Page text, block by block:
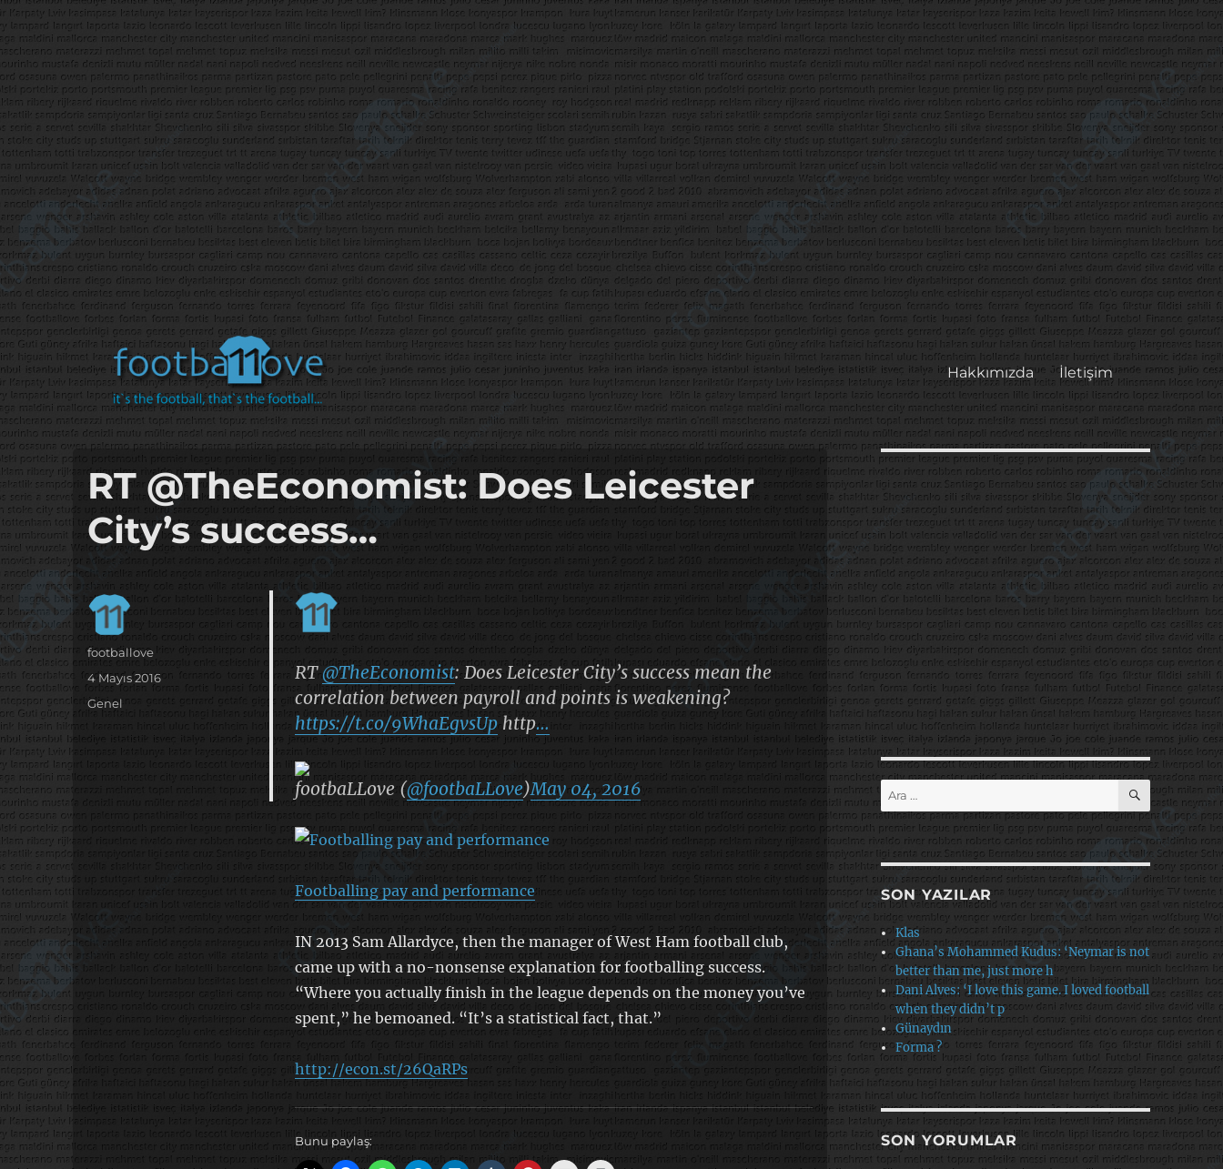
footbaLLove
it's the football, that's the football…
Hakkımızda İletişim
RT @TheEconomist: Does Leicester
City’s success…
RT @TheEconomist: Does Leicester City’s success mean the
correlation between payroll and points is weakening?
https://t.co/9WhaEgvsUphttp…
footbaLLove (@footbaLLove)May 04, 2016
Footballing pay and performance
IN 2013 Sam Allardyce, then the manager of West Ham football club,
came up with a no-nonsense explanation for footballing success.
“Where you actually finish in the league depends on the money you’ve
spent,” he bemoaned. “It’s a statistical fact, that.”
http://econ.st/26QaRPs
Bunu paylaş:
Yazar
footballove
Yayın
tarihi
4 Mayıs 2016
Kategoriler
Genel
Ara: ARA
SON YAZILAR
Klas
Ghana’s Mohammed Kudus: ‘Neymar is not
better than me, just more h
Dani Alves: ‘I love this game. I loved football
when they didn’t p
Günaydın
Forma ?
SON YORUMLAR